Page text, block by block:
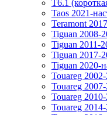
T6.1
Taos 2021-
Teramont
Tiguan 2008-
Tiguan 2011-
Tiguan 2017-
Tiguan 2020-
Touareg
Touareg
Touareg
Touareg